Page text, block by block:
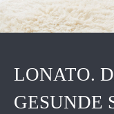
LONATO.
GESUNDE